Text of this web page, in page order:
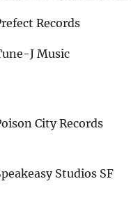
Records
J Music
City Records
Studios SF